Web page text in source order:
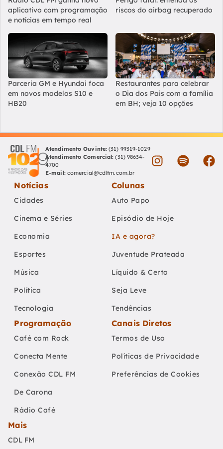
aplicativo com programação
e notícias em tempo real
riscos do airbag recuperado
Parceria GM e Hyundai foca
em novos modelos S10 e
HB20
Restaurantes para celebrar
o Dia dos Pais com a família
em BH; veja 10 opções
Atendimento Ouvinte: (31) 99319-1029
Atendimento Comercial: (31) 98634-
4700
E-mail: comercial@cdlfm.com.br
Notícias
Cidades
Cinema e Séries
Economia
Esportes
Música
Política
Tecnologia
Colunas
Auto Papo
Episódio de Hoje
IA e agora?
Juventude Prateada
Líquido & Certo
Seja Leve
Tendências
Programação
Café com Rock
Conecta Mente
Conexão CDL FM
De Carona
Rádio Café
Canais Diretos
Termos de Uso
Políticas de Privacidade
Preferências de Cookies
Mais
CDL FM